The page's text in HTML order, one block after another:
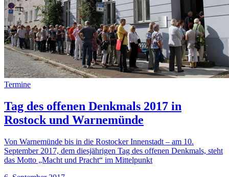
Termine
Tag des offenen Denkmals 2017 in
Rostock und Warnemünde
Von Warnemünde bis in die Rostocker Innenstadt – am 10.
September 2017, dem diesjährigen Tag des offenen Denkmals, steht
das Motto „Macht und Pracht“ im Mittelpunkt